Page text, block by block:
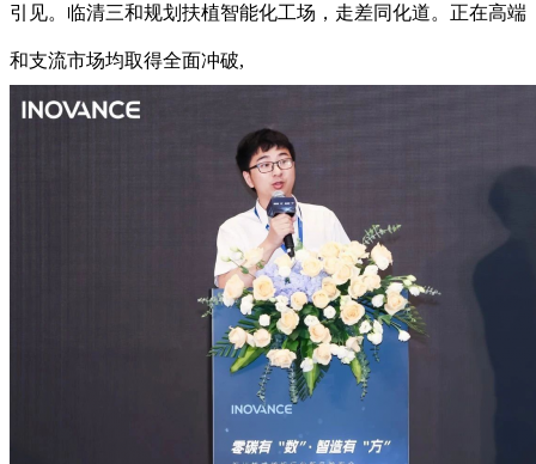
引见。临清三和规划扶植智能化工场，走差同化道。正在高端
和支流市场均取得全面冲破,